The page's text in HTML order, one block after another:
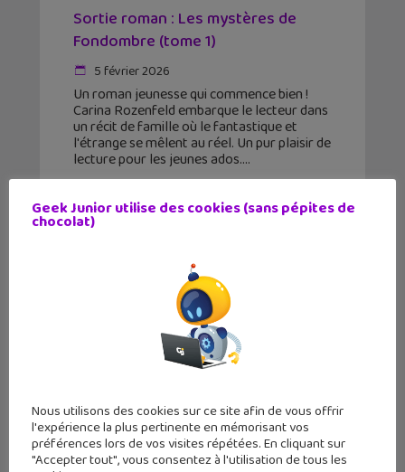
Sortie roman : Les mystères de
Fondombre (tome 1)
5 février 2026
Un roman jeunesse qui commence bien !
Carina Rozenfeld embarque le lecteur dans
un récit de famille où le fantastique et
l'étrange se mêlent au réel. Un pur plaisir de
lecture pour les jeunes ados.
Soeurs de glisse, un roman
Geek Junior utilise des cookies (sans pépites de
chocolat)
Nous utilisons des cookies sur ce site afin de vous offrir
l'expérience la plus pertinente en mémorisant vos
préférences lors de vos visites répétées. En cliquant sur
"Accepter tout", vous consentez à l'utilisation de tous les